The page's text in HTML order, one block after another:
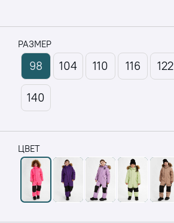
ЦВЕТ
РАЗМЕР
98 104 110 116 122
140